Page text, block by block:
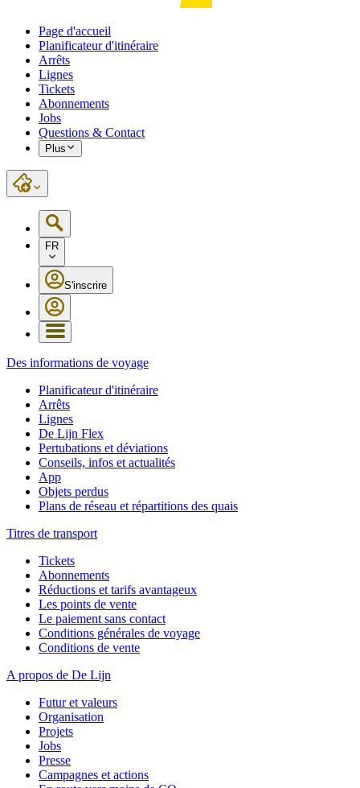
Page d'accueil
Planificateur d'itinéraire
Arrêts
Lignes
Tickets
Abonnements
Jobs
Questions & Contact
Plus
FR
S'inscrire
Des informations de voyage
Planificateur d'itinéraire
Arrêts
Lignes
De Lijn Flex
Pertubations et déviations
Conseils, infos et actualités
App
Objets perdus
Plans de réseau et répartitions des quais
Titres de transport
Tickets
Abonnements
Réductions et tarifs avantageux
Les points de vente
Le paiement sans contact
Conditions générales de voyage
Conditions de vente
A propos de De Lijn
Futur et valeurs
Organisation
Projets
Jobs
Presse
Campagnes et actions